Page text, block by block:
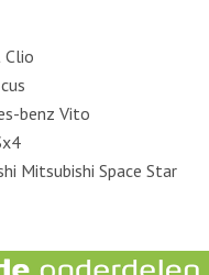
Clio
benz Vito
Mitsubishi Space Star